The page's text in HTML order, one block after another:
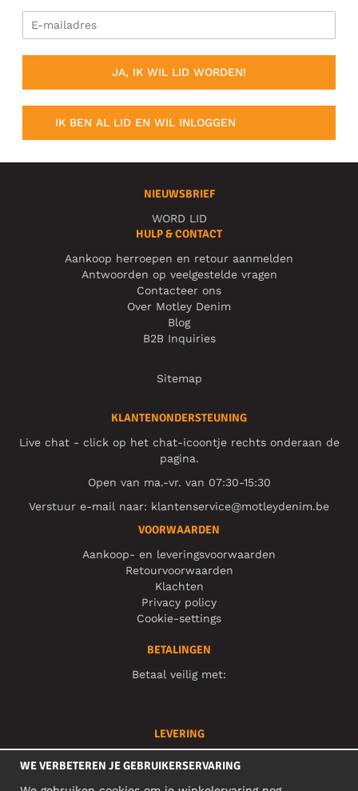
JA, IK WIL LID WORDEN!
IK BEN AL LID EN WIL INLOGGEN
NIEUWSBRIEF
WORD LID
HULP & CONTACT
Aankoop herroepen en retour aanmelden
Antwoorden op veelgestelde vragen
Contacteer ons
Over Motley Denim
Blog
B2B Inquiries
Sitemap
KLANTENONDERSTEUNING
Live chat - click op het chat-icoontje rechts onderaan de
pagina.
Open van ma.-vr. van 07:30-15:30
Verstuur e-mail naar: klantenservice@motleydenim.be
VOORWAARDEN
Aankoop- en leveringsvoorwaarden
Retourvoorwaarden
Klachten
Privacy policy
Cookie-settings
BETALINGEN
Betaal veilig met:
LEVERING
WE VERBETEREN JE GEBRUIKERSERVARING